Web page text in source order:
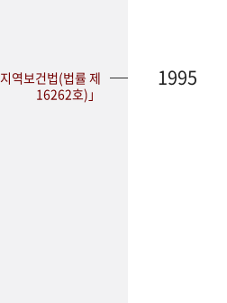
역보건법(법률 제
16262호)」
1995